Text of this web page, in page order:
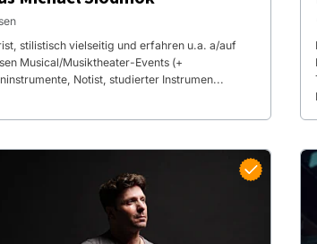
stilistisch vielseitig und erfahren u.a. a/auf
Musical/Musiktheater-Events (+
Notist, studierter Instrumen...